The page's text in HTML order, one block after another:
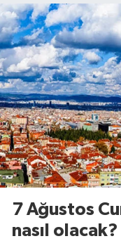
7 Ağustos
nasıl olacak?